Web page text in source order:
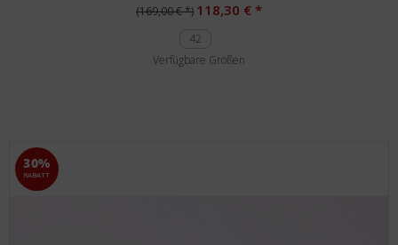
(169,00 € *) 118,30 € *
42
Verfügbare Größen
30%
RABATT